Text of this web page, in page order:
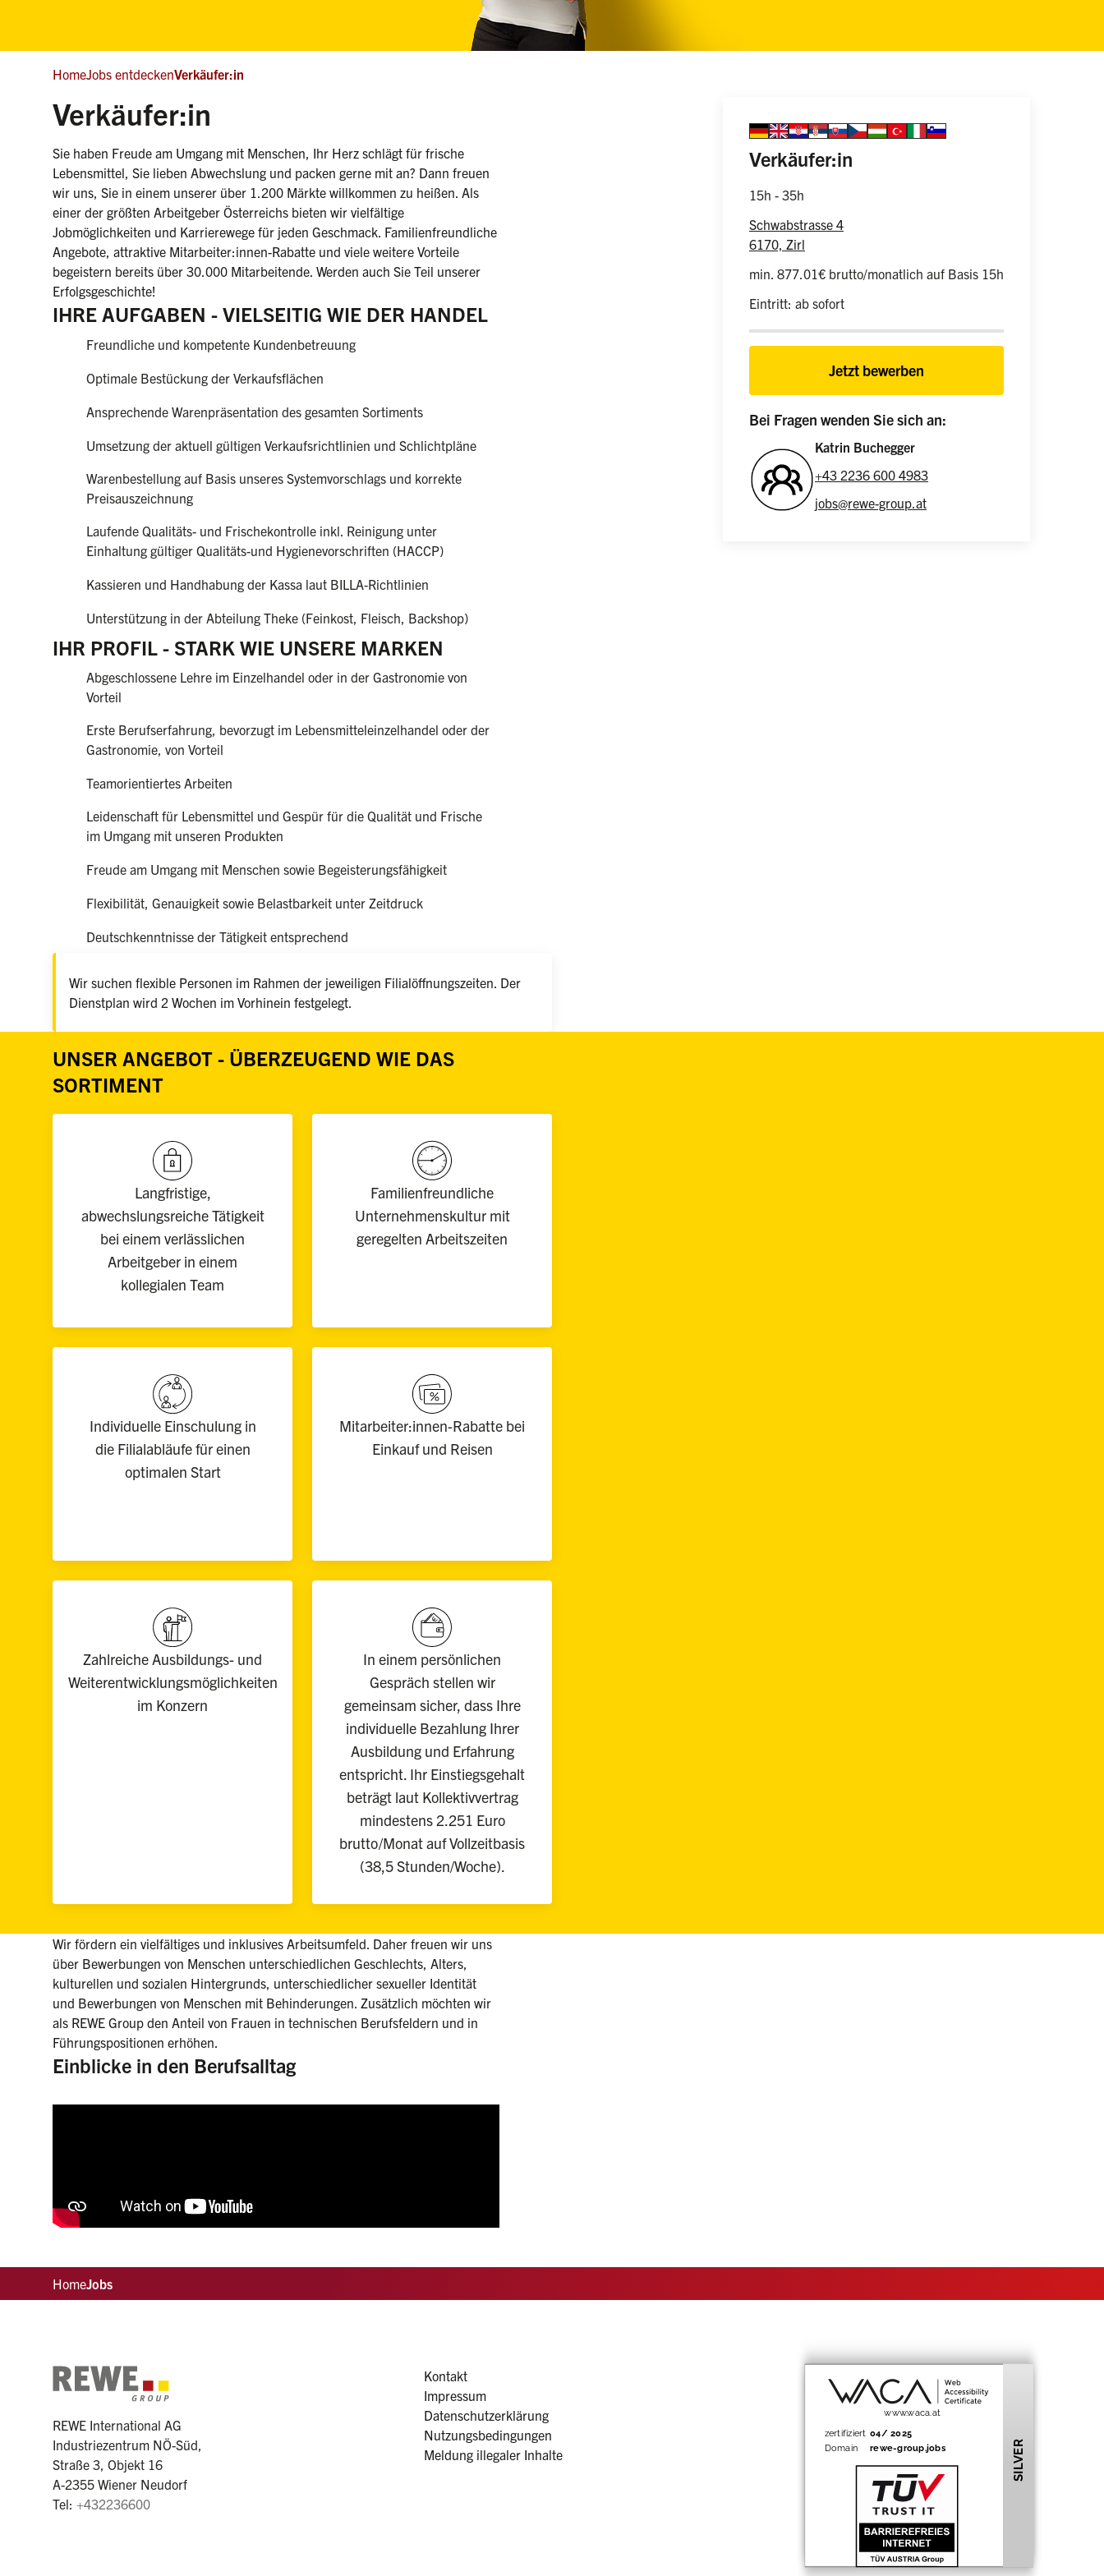
HomeJobs entdeckenVerkäufer:in
Sprache auswählen
german
englishcroatian
serbianslovakian
czechhungarian
turkishitalianslovenian
Verkäufer:in
15h - 35h
Schwabstrasse 4
6170, Zirl
min. 877.01€ brutto/monatlich auf Basis 15h
Eintritt: ab sofort
Jetzt bewerben
Bei Fragen wenden Sie sich an:
Katrin Buchegger
+43 2236 600 4983
jobs@rewe-group.at
Verkäufer:in
Sie haben Freude am Umgang mit Menschen, Ihr Herz schlägt für frische
Lebensmittel, Sie lieben Abwechslung und packen gerne mit an? Dann freuen
wir uns, Sie in einem unserer über 1.200 Märkte willkommen zu heißen. Als
einer der größten Arbeitgeber Österreichs bieten wir vielfältige
Jobmöglichkeiten und Karrierewege für jeden Geschmack. Familienfreundliche
Angebote, attraktive Mitarbeiter:innen-Rabatte und viele weitere Vorteile
begeistern bereits über 30.000 Mitarbeitende. Werden auch Sie Teil unserer
Erfolgsgeschichte!
IHRE AUFGABEN - VIELSEITIG WIE DER HANDEL
Freundliche und kompetente Kundenbetreuung
Optimale Bestückung der Verkaufsflächen
Ansprechende Warenpräsentation des gesamten Sortiments
Umsetzung der aktuell gültigen Verkaufsrichtlinien und Schlichtpläne
Warenbestellung auf Basis unseres Systemvorschlags und korrekte
Preisauszeichnung
Laufende Qualitäts- und Frischekontrolle inkl. Reinigung unter
Einhaltung gültiger Qualitäts-und Hygienevorschriften (HACCP)
Kassieren und Handhabung der Kassa laut BILLA-Richtlinien
Unterstützung in der Abteilung Theke (Feinkost, Fleisch, Backshop)
IHR PROFIL - STARK WIE UNSERE MARKEN
Abgeschlossene Lehre im Einzelhandel oder in der Gastronomie von
Vorteil
Erste Berufserfahrung, bevorzugt im Lebensmitteleinzelhandel oder der
Gastronomie, von Vorteil
Teamorientiertes Arbeiten
Leidenschaft für Lebensmittel und Gespür für die Qualität und Frische
im Umgang mit unseren Produkten
Freude am Umgang mit Menschen sowie Begeisterungsfähigkeit
Flexibilität, Genauigkeit sowie Belastbarkeit unter Zeitdruck
Deutschkenntnisse der Tätigkeit entsprechend
Wir suchen flexible Personen im Rahmen der jeweiligen Filialöffnungszeiten. Der
Dienstplan wird 2 Wochen im Vorhinein festgelegt.
UNSER ANGEBOT - ÜBERZEUGEND WIE DAS
SORTIMENT
Langfristige,
abwechslungsreiche Tätigkeit
bei einem verlässlichen
Arbeitgeber in einem
kollegialen Team
Familienfreundliche
Unternehmenskultur mit
geregelten Arbeitszeiten
Individuelle Einschulung in
die Filialabläufe für einen
optimalen Start
Mitarbeiter:innen-Rabatte bei
Einkauf und Reisen
Zahlreiche Ausbildungs- und
Weiterentwicklungsmöglichkeiten
im Konzern
In einem persönlichen
Gespräch stellen wir
gemeinsam sicher, dass Ihre
individuelle Bezahlung Ihrer
Ausbildung und Erfahrung
entspricht. Ihr Einstiegsgehalt
beträgt laut Kollektivvertrag
mindestens 2.251 Euro
brutto/Monat auf Vollzeitbasis
(38,5 Stunden/Woche).
Wir fördern ein vielfältiges und inklusives Arbeitsumfeld. Daher freuen wir uns
über Bewerbungen von Menschen unterschiedlichen Geschlechts, Alters,
kulturellen und sozialen Hintergrunds, unterschiedlicher sexueller Identität
und Bewerbungen von Menschen mit Behinderungen. Zusätzlich möchten wir
als REWE Group den Anteil von Frauen in technischen Berufsfeldern und in
Führungspositionen erhöhen.
Einblicke in den Berufsalltag
HomeJobs
REWE International AG
Industriezentrum NÖ-Süd,
Straße 3, Objekt 16
A-2355 Wiener Neudorf
Tel: +432236600
Kontakt
Impressum
Datenschutzerklärung
Nutzungsbedingungen
Meldung illegaler Inhalte